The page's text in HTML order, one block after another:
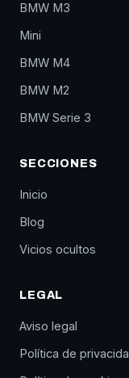
BMW M3
Mini
BMW M4
BMW M2
BMW Serie 3
SECCIONES
Inicio
Blog
Vicios ocultos
LEGAL
Aviso legal
Política de